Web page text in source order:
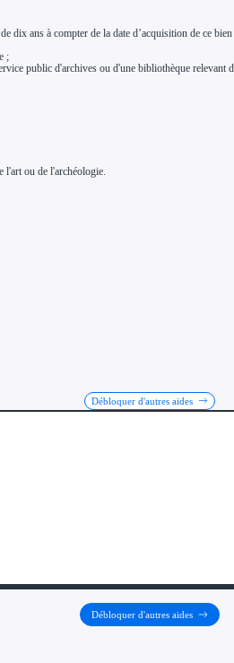
ans à compter de la date d’acquisition de ce
;
public d'archives ou d'une bibliothèque relevant
l'art ou de l'archéologie.
Débloquer d'autres aides
Débloquer d'autres aides